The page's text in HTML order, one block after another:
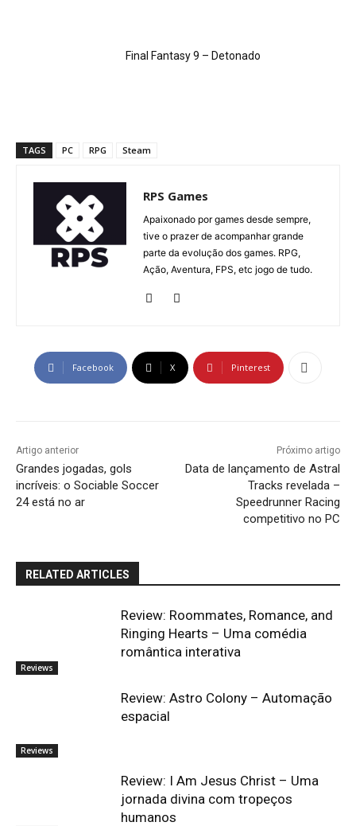
Final Fantasy 9 – Detonado
TAGS PC RPG Steam
RPS Games
Apaixonado por games desde sempre,
tive o prazer de acompanhar grande
parte da evolução dos games. RPG,
Ação, Aventura, FPS, etc jogo de tudo.
Facebook X Pinterest
Artigo anterior
Grandes jogadas, gols
incríveis: o Sociable Soccer
24 está no ar
Próximo artigo
Data de lançamento de Astral
Tracks revelada –
Speedrunner Racing
competitivo no PC
RELATED ARTICLES
Reviews
Review: Roommates, Romance, and
Ringing Hearts – Uma comédia
romântica interativa
Reviews
Review: Astro Colony – Automação
espacial
Review: I Am Jesus Christ – Uma
jornada divina com tropeços
humanos